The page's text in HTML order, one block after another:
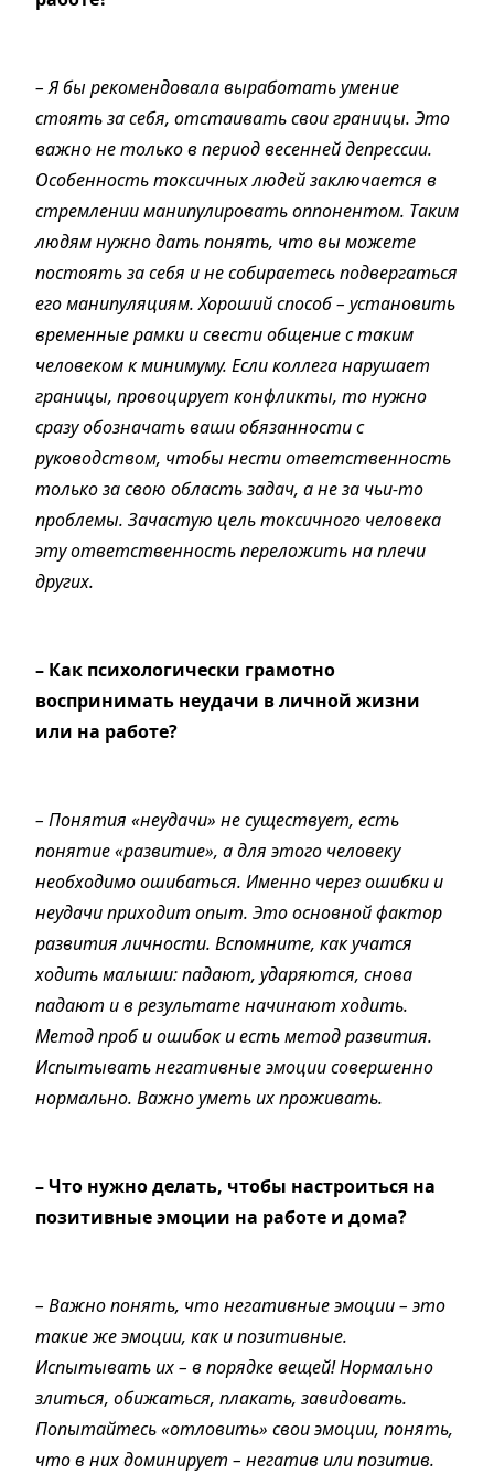
– Я бы рекомендовала выработать умение
стоять за себя, отстаивать свои границы. Это
важно не только в период весенней депрессии.
Особенность токсичных людей заключается в
стремлении манипулировать оппонентом. Таким
людям нужно дать понять, что вы можете
постоять за себя и не собираетесь подвергаться
его манипуляциям. Хороший способ – установить
временные рамки и свести общение с таким
человеком к минимуму. Если коллега нарушает
границы, провоцирует конфликты, то нужно
сразу обозначать ваши обязанности с
руководством, чтобы нести ответственность
только за свою область задач, а не за чьи-то
проблемы. Зачастую цель токсичного человека
эту ответственность переложить на плечи
других.
– Как психологически грамотно
воспринимать неудачи в личной жизни
или на работе?
– Понятия «неудачи» не существует, есть
понятие «развитие», а для этого человеку
необходимо ошибаться. Именно через ошибки и
неудачи приходит опыт. Это основной фактор
развития личности. Вспомните, как учатся
ходить малыши: падают, ударяются, снова
падают и в результате начинают ходить.
Метод проб и ошибок и есть метод развития.
Испытывать негативные эмоции совершенно
нормально. Важно уметь их проживать.
– Что нужно делать, чтобы настроиться на
позитивные эмоции на работе и дома?
– Важно понять, что негативные эмоции – это
такие же эмоции, как и позитивные.
Испытывать их – в порядке вещей! Нормально
злиться, обижаться, плакать, завидовать.
Попытайтесь «отловить» свои эмоции, понять,
что в них доминирует – негатив или позитив.